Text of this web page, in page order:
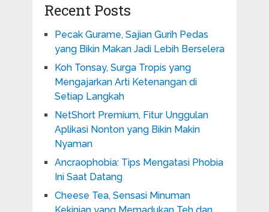
Recent Posts
Pecak Gurame, Sajian Gurih Pedas
yang Bikin Makan Jadi Lebih Berselera
Koh Tonsay, Surga Tropis yang
Mengajarkan Arti Ketenangan di
Setiap Langkah
NetShort Premium, Fitur Unggulan
Aplikasi Nonton yang Bikin Makin
Nyaman
Ancraophobia: Tips Mengatasi Phobia
Ini Saat Datang
Cheese Tea, Sensasi Minuman